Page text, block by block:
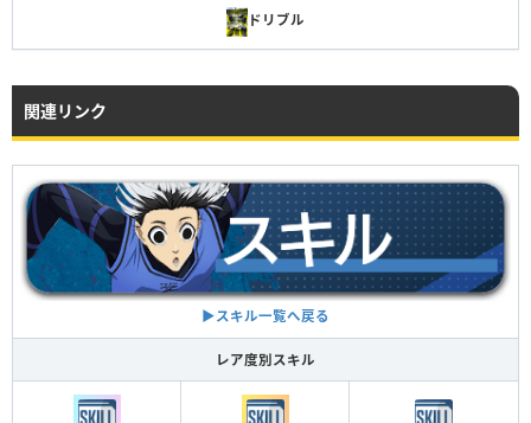
ドリブル
関連リンク
▶︎スキル一覧へ戻る
レア度別スキル